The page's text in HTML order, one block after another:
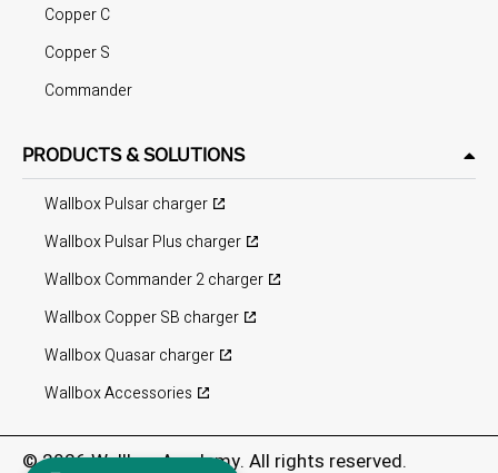
Copper C
Copper S
Commander
PRODUCTS & SOLUTIONS
Wallbox Pulsar charger
Wallbox Pulsar Plus charger
Wallbox Commander 2 charger
Wallbox Copper SB charger
Wallbox Quasar charger
Wallbox Accessories
©2026Wallbox Academy. All rights reserved.